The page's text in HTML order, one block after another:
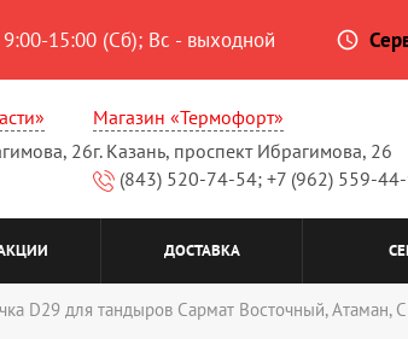
15:00 (Сб); Вс - выходной access_time
26
Магазин «Термофорт»
г. Казань, проспект Ибрагимова, 26
(843) 520-74-54; +7 (962) 559-
ДОСТАВКА
D29 для тандыров Сармат Восточный, Атаман,